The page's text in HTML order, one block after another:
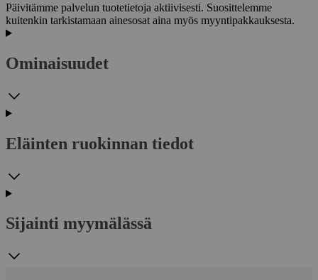
Päivitämme palvelun tuotetietoja aktiivisesti. Suosittelemme
kuitenkin tarkistamaan ainesosat aina myös myyntipakkauksesta.
Ominaisuudet
Eläinten ruokinnan tiedot
Sijainti myymälässä